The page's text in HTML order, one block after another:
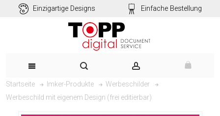
Einzigartige Designs Einfache Bestellung
Startseite Imker-Produkte
Werbeschilder
Werbeschild mit eigenem Design (frei editierbar)